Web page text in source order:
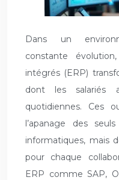
Dans un
constante
intégrés (ERP)
dont les salariés
quotidiennes. Ces
l’apanage des
informatiques, mais
pour chaque
ERP comme SAP,